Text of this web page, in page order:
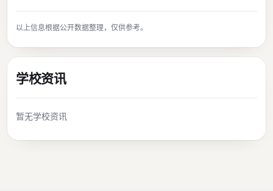
以上信息根据公开数据整理，仅供参考。
学校资讯
暂无学校资讯